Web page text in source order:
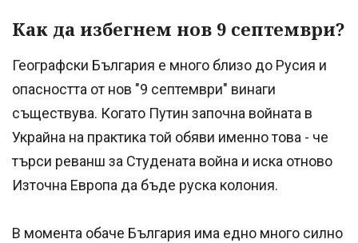
Как да избегнем нов 9 септември?
Географски България е много близо до Русия и
опасността от нов "9 септември" винаги
съществува. Когато Путин започна войната в
Украйна на практика той обяви именно това - че
търси реванш за Студената война и иска отново
Източна Европа да бъде руска колония.
В момента обаче България има едно много силно